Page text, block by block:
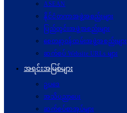
ASEAN
နိုင်ငံတကာအဖွဲ့အစည်းများ
ပြည်တွင်းအဖွဲ့အစည်းများ
စေတနာ့ဝန်ထမ်းအဖွဲ့အစည်းများ
ဆက်စပ် Website URLs များ
အရင်းအမြစ်များ
ဥပဒေ
အသိပညာပေး
ဆက်စပ်စာအုပ်များ